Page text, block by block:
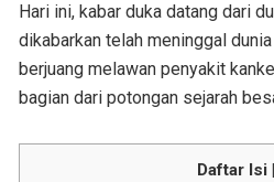
Hari ini, kabar duka datang dari
dikabarkan telah meninggal
berjuang melawan penyakit
bagian dari potongan sejarah
Daftar Isi